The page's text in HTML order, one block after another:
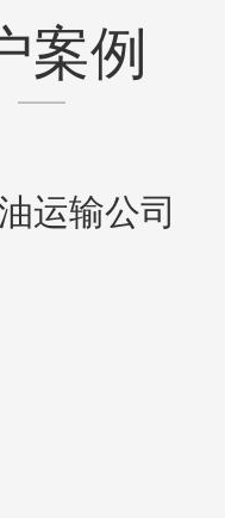
案例
运输公司